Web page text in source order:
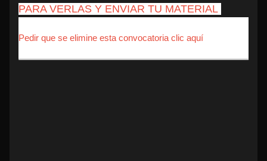
PARA VERLAS Y ENVIAR TU MATERIAL
Pedir que se elimine esta convocatoria clic aquí